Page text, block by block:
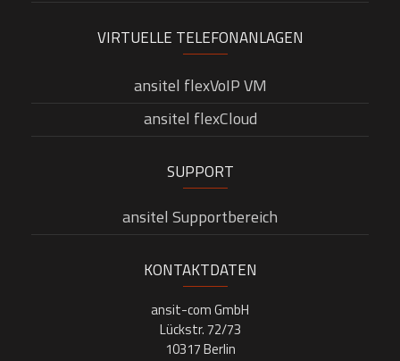
VIRTUELLE TELEFONANLAGEN
ansitel flexVoIP VM
ansitel flexCloud
SUPPORT
ansitel Supportbereich
KONTAKTDATEN
ansit-com GmbH
Lückstr. 72/73
10317 Berlin